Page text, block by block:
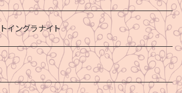
イングラナイト